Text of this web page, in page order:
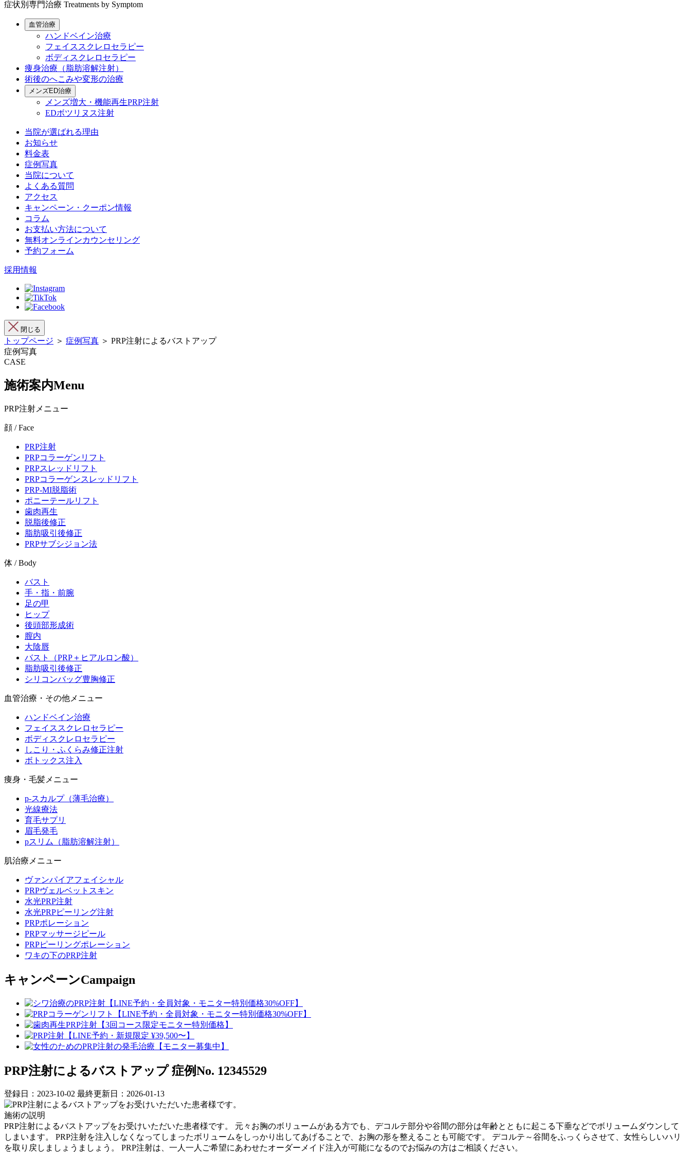
症状別専門治療 Treatments by Symptom
血管治療
ハンドベイン治療
フェイススクレロセラピー
ボディスクレロセラピー
痩身治療（脂肪溶解注射）
術後のへこみや変形の治療
メンズED治療
メンズ増大・機能再生PRP注射
EDボツリヌス注射
当院が選ばれる理由
お知らせ
料金表
症例写真
当院について
よくある質問
アクセス
キャンペーン・クーポン情報
コラム
お支払い方法について
無料オンラインカウンセリング
予約フォーム
採用情報
閉じる
トップページ ＞ 症例写真 ＞ PRP注射によるバストアップ
症例写真
CASE
施術案内Menu
PRP注射メニュー
顔 / Face
PRP注射
PRPコラーゲンリフト
PRPスレッドリフト
PRPコラーゲンスレッドリフト
PRP-MI脱脂術
ポニーテールリフト
歯肉再生
脱脂後修正
脂肪吸引後修正
PRPサブシジョン法
体 / Body
バスト
手・指・前腕
足の甲
ヒップ
後頭部形成術
膣内
大陰唇
バスト（PRP＋ヒアルロン酸）
脂肪吸引後修正
シリコンバッグ豊胸修正
血管治療・その他メニュー
ハンドベイン治療
フェイススクレロセラピー
ボディスクレロセラピー
しこり・ふくらみ修正注射
ボトックス注入
痩身・毛髪メニュー
p-スカルプ（薄毛治療）
光線療法
育毛サプリ
眉毛発毛
pスリム（脂肪溶解注射）
肌治療メニュー
ヴァンパイアフェイシャル
PRPヴェルベットスキン
水光PRP注射
水光PRPピーリング注射
PRPポレーション
PRPマッサージピール
PRPピーリングポレーション
ワキの下のPRP注射
キャンペーンCampaign
PRP注射によるバストアップ 症例No. 12345529
登録日：2023-10-02 最終更新日：2026-01-13
施術の説明
PRP注射によるバストアップをお受けいただいた患者様です。 ⁡元々お胸のボリュームがある方でも、デコルテ部分や谷間の部分は年齢とともに起こる下垂などでボリュームダウンして
しまいます。 PRP注射を注入しなくなってしまったボリュームをしっかり出してあげることで、お胸の形を整えることも可能です。 デコルテ～谷間をふっくらさせて、女性らしいハリ
を取り戻しましょうましょう。 PRP注射は、一人一人ご希望にあわせたオーダーメイド注入が可能になるのでお悩みの方はご相談ください。